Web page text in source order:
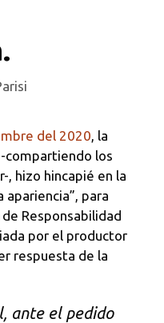
del 2020 , la
compartiendo los
, hizo hincapié en la
apariencia”, para
Responsabilidad
por el productor
respuesta de la
ante el pedido